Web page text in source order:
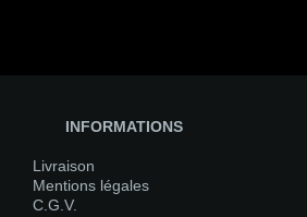
INFORMATIONS
Livraison
Mentions légales
C.G.V.